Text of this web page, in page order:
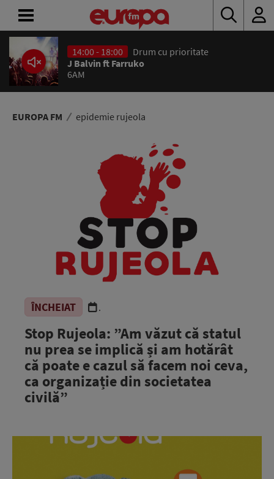
14:00 - 18:00
Drum cu prioritate
J Balvin ft Farruko
6AM
EUROPA FM epidemie rujeola
ÎNCHEIAT .
Stop Rujeola: ”Am văzut că statul
nu prea se implică și am hotărât
că poate e cazul să facem noi ceva,
ca organizație din societatea
civilă”
ACASĂ
ȘTIRI
RADIO